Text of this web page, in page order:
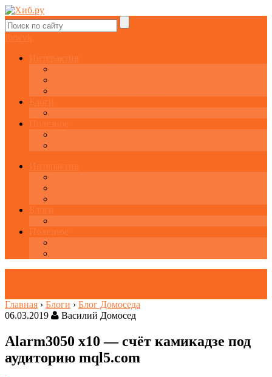
fbtw vk
Интерактив
Блоги
Полезное
Интерактив
Блоги
Полезное
Главная › Блоги › Блог Домоседа
06.03.2019
Василий Домосед
Alarm3050 x10 — счёт камикадзе под
аудиторию mql5.com